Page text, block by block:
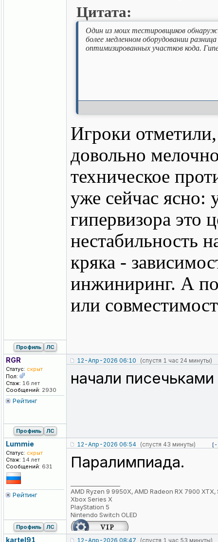
Цитата:
Один из моих тестировщиков
более медленном оборудовании
оптимизированных участков кода.
Игроки
довольно
техническое
уже сейчас
гипервизора это
нестабильность
кряка -
инжиниринг. А
или
Профиль ЛС
RGR
Статус: скрыт
Пол:
Стаж: 16 лет
Сообщений: 2930
Рейтинг
12-Апр-2026 06:10 (спустя 1 час 24 минуты)
начали
Профиль ЛС
Lummie
Статус: скрыт
Стаж: 14 лет
Сообщений: 631
Рейтинг
12-Апр-2026 06:54 (спустя 43 минуты)
Паралимпиада.
AMD Ryzen 9 9950X, AMD Radeon RX 7900
Xbox Series X
PlayStation 5
Nintendo Switch OLED
Профиль ЛС
kartel91 12-Апр-2026 08:47 (спустя 1 час 53 минуты)